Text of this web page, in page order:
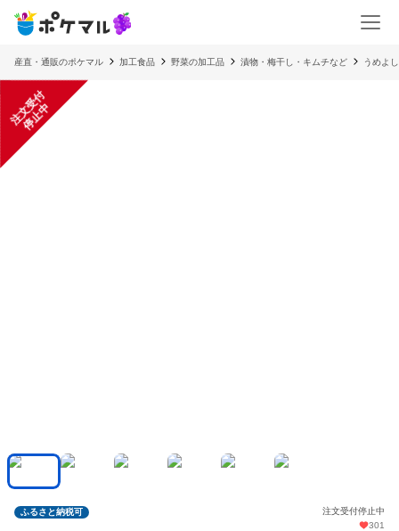
産直・通販のポケマル 加工食品 野菜の加工品 漬物・梅干し・キムチなど うめよ
注
文
受
付
停
止
中
ふるさと納税可
注文受付停止中
301